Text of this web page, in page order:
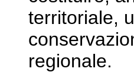
territoriale,
regionale.